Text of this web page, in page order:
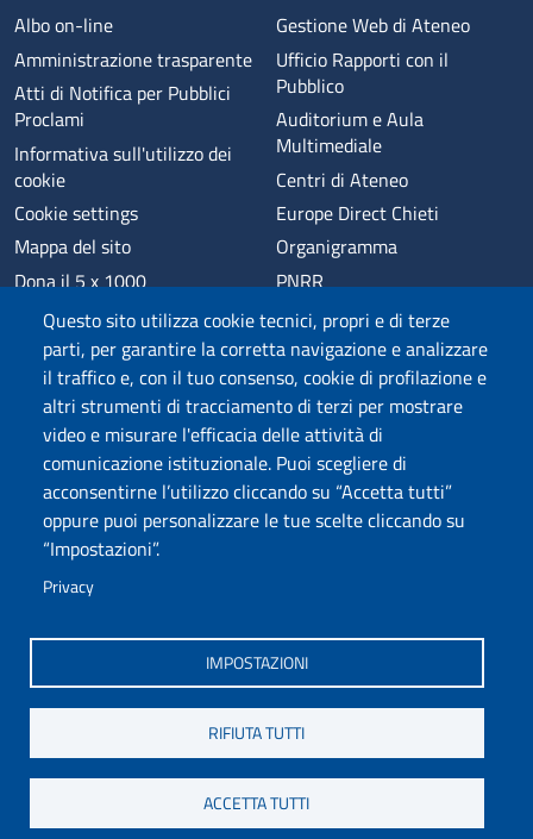
Questo sito utilizza cookie tecnici, propri e di terze
parti, per garantire la corretta navigazione e analizzare
il traffico e, con il tuo consenso, cookie di profilazione e
altri strumenti di tracciamento di terzi per mostrare
video e misurare l'efficacia delle attività di
comunicazione istituzionale. Puoi scegliere di
acconsentirne l’utilizzo cliccando su “Accetta tutti”
oppure puoi personalizzare le tue scelte cliccando su
“Impostazioni”.
Privacy
IMPOSTAZIONI
RIFIUTA TUTTI
ACCETTA TUTTI
Albo on-line
Amministrazione trasparente
Atti di Notifica per Pubblici
Proclami
Informativa sull'utilizzo dei
cookie
Cookie settings
Mappa del sito
Dona il 5 x 1000
Phishing
Privacy
Gestione Web di Ateneo
Ufficio Rapporti con il
Pubblico
Auditorium e Aula
Multimediale
Centri di Ateneo
Europe Direct Chieti
Organigramma
PNRR
Alumni
Sede di Chieti
Sede di Pescara
Credits
Wi-Fi di Ateneo
App
SPID
Whistleblowing
Coro di Ateneo
COPYRIGHT © 2024. ALL RIGHTS RESERVED - UNIVERSITÀ DEGLI STUDI
GABRIELE D'ANNUNZIO – CHIETI-PESCARA